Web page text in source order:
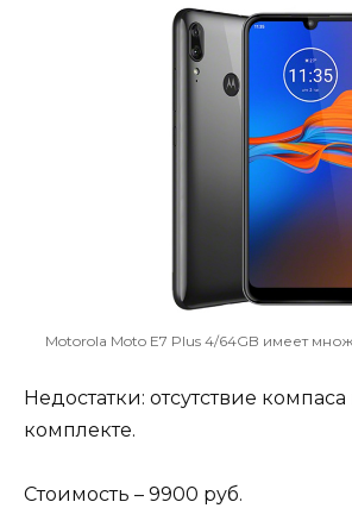
Motorola Moto E7 Plus 4/64GB имеет
Недостатки: отсутствие компаса
комплекте.
Стоимость – 9900 руб.